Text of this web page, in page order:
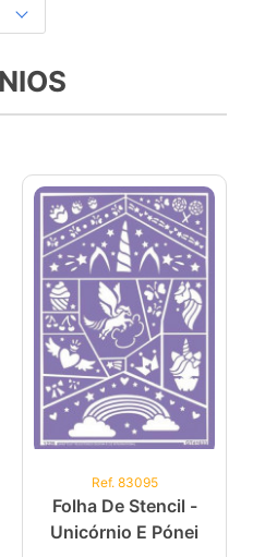
Ref. 83095
Folha De Stencil -
Unicórnio E Pónei